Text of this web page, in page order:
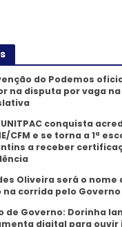
do Podemos
na disputa por vaga
conquista
CFM e se torna a 1ª
a receber
Oliveira será o nome
na corrida pelo
de Governo: Dorinha
digital para ouvir